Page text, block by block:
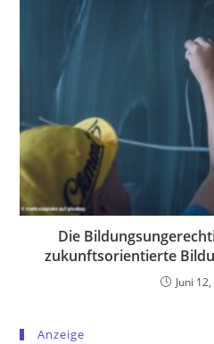
Die
zukunftsorientierte
Juni
Anzeige